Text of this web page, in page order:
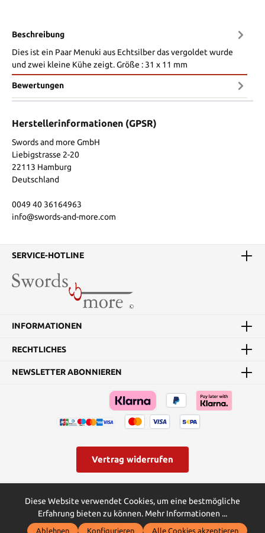
Beschreibung
Dies ist ein Paar Menuki aus Echtsilber das vergoldet wurde
und zwei kleine Kühe zeigt. Größe : 31 x 11 mm
Bewertungen
Herstellerinformationen (GPSR)
Swords and more GmbH
Liebigstrasse 2-20
22113 Hamburg
Deutschland
0049 40 36164963
info@swords-and-more.com
SERVICE-HOTLINE
INFORMATIONEN
RECHTLICHES
NEWSLETTER ABONNIEREN
Vertrag widerrufen
ggf. Nachnahmegebühren, wenn nicht anders angegeben.
© Swords and more | Powered by Butterflies IT - die
Diese Website verwendet Cookies, um eine bestmögliche
Erfahrung bieten zu können. Mehr Informationen ...
Ablehnen Konfigurieren Alle Cookies akzeptieren